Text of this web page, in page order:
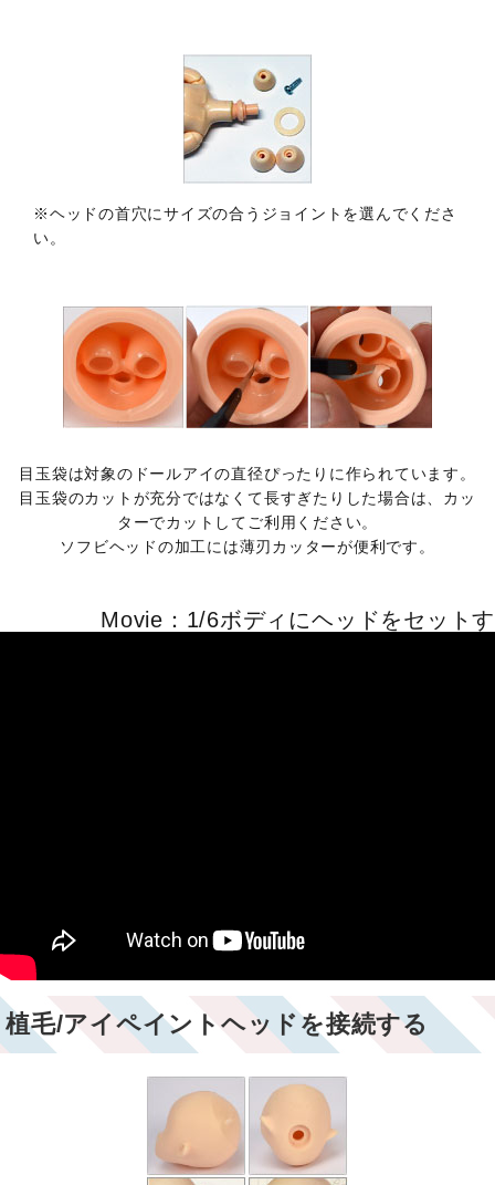
※ヘッドの首穴にサイズの合うジョイントを選んでくださ
い。
目玉袋は対象のドールアイの直径ぴったりに作られています。
目玉袋のカットが充分ではなくて長すぎたりした場合は、カッ
ターでカットしてご利用ください。
ソフビヘッドの加工には薄刃カッターが便利です。
Movie：1/6ボディにヘッドをセット
植毛/アイペイントヘッドを接続する